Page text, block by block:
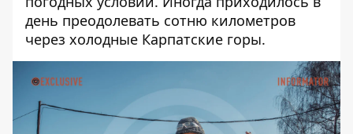
день преодолевать сотню километров
через холодные Карпатские горы.